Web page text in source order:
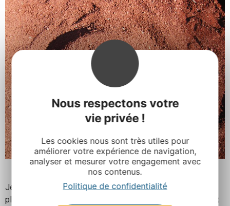
Nous respectons votre
vie privée !
Les cookies nous sont très utiles pour
améliorer votre expérience de navigation,
analyser et mesurer votre engagement avec
nos contenus.
Politique de confidentialité
Je suis à peine rentrée, mes cartes mémoire sont encore
pleines, mes chaussures tachées du rouge de cette terre et